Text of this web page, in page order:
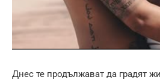
Днес те продължават да градят